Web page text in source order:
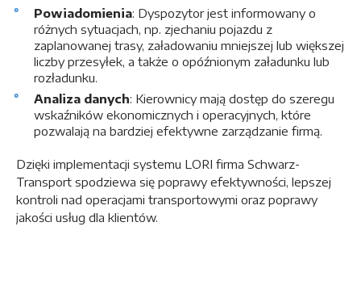
Powiadomienia: Dyspozytor jest informowany o
różnych sytuacjach, np. zjechaniu pojazdu z
zaplanowanej trasy, załadowaniu mniejszej lub większej
liczby przesyłek, a także o opóźnionym załadunku lub
rozładunku.
Analiza danych: Kierownicy mają dostęp do szeregu
wskaźników ekonomicznych i operacyjnych, które
pozwalają na bardziej efektywne zarządzanie firmą.
Dzięki implementacji systemu LORI firma Schwarz-
Transport spodziewa się poprawy efektywności, lepszej
kontroli nad operacjami transportowymi oraz poprawy
jakości usług dla klientów.